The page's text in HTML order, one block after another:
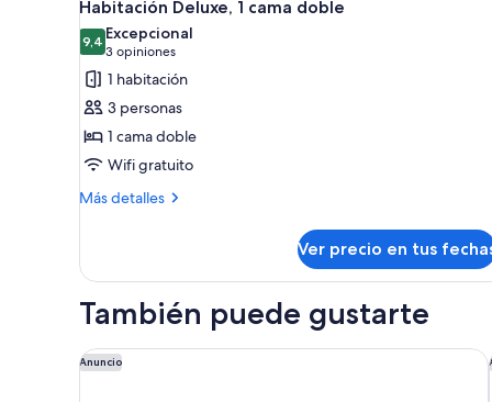
individuales
todas
las
fotos
de
Habitación
Deluxe,
1
cama
Habitación Deluxe, 1 cama doble
9,49,4 de 10
Excepcional
3 opiniones
(3
opiniones)
1 habitación
3 personas
1 cama doble
Wifi gratuito
Más detalles
Más
Deluxe,
cama
Ver precio en tus
También puede gustarte
Anuncio
pentahotel Brussels Airport